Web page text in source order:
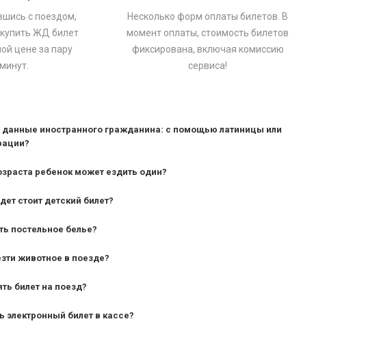
с поездом,
ЖД билет
цене за пару
минут.
Несколько форм оплаты билетов. В
момент оплаты, стоимость билетов
фиксирована, включая комиссию
сервиса!
данные иностранного гражданина: с помощью латиницы или
ребенок может ездить один?
дальнего следования — от 10 лет и старше;
стоит детский билет?
постельное белье?
животное в поезде?
билет на поезд?
электронный билет в кассе?